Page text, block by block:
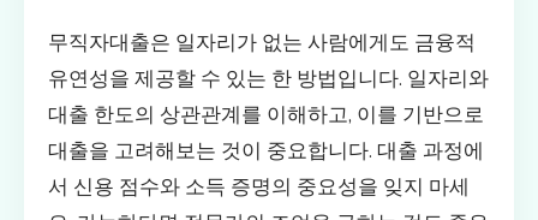
무직자대출은 일자리가 없는 사람에게도 금융적
유연성을 제공할 수 있는 한 방법입니다. 일자리와
대출 한도의 상관관계를 이해하고, 이를 기반으로
대출을 고려해보는 것이 중요합니다. 대출 과정에
서 신용 점수와 소득 증명의 중요성을 잊지 마세